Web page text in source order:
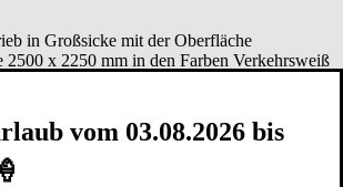
in Großsicke mit der Oberfläche
x 2250 mm in den Farben Verkehrsweiß
inkl. MwSt
und Montage im Raum Hohenthann!
vom 03.08.2026 bis